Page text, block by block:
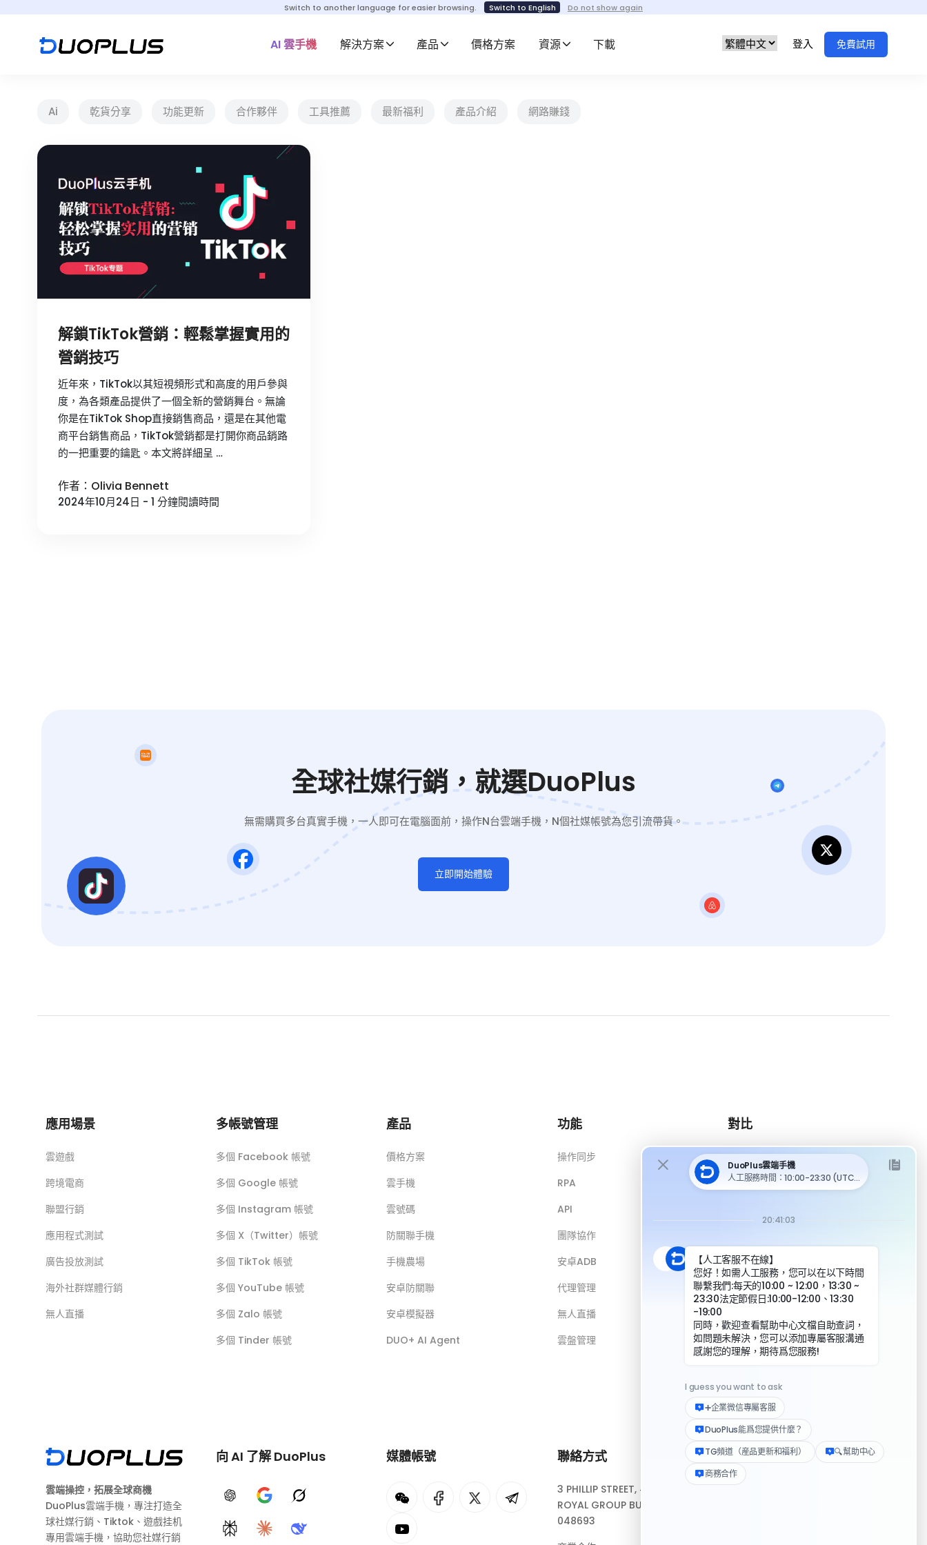
Switch to another language for easier browsing. Switch to English Do not show again
AI 雲手機 解決方案 產品 價格方案 資源 下載 登入 免費試用
Ai 乾貨分享 功能更新 合作夥伴 工具推薦 最新福利 產品介紹 網路賺錢
解鎖TikTok營銷：輕鬆掌握實用的
營銷技巧
近年來，TikTok以其短視頻形式和高度的用戶參與
度，為各類產品提供了一個全新的營銷舞台。無論
你是在TikTok Shop直接銷售商品，還是在其他電
商平台銷售商品，TikTok營銷都是打開你商品銷路
的一把重要的鑰匙。本文將詳細呈 …
作者：Olivia Bennett
2024年10月24日 - 1 分鐘閱讀時間
全球社媒行銷，就選DuoPlus
無需購買多台真實手機，一人即可在電腦面前，操作N台雲端手機，N個社媒帳號為您引流帶貨。
立即開始體驗
應用場景
雲遊戲
跨境電商
聯盟行銷
應用程式測試
廣告投放測試
海外社群媒體行銷
無人直播
多帳號管理
多個 Facebook 帳號
多個 Google 帳號
多個 Instagram 帳號
多個 X（Twitter）帳號
多個 TikTok 帳號
多個 YouTube 帳號
多個 Zalo 帳號
多個 Tinder 帳號
產品
價格方案
雲手機
雲號碼
防關聯手機
手機農場
安卓防關聯
安卓模擬器
DUO+ AI Agent
功能
操作同步
RPA
API
團隊協作
安卓ADB
代理管理
無人直播
雲盤管理
對比
DuoPlus 對比 MoreLogin
DuoPlus 對比 Multilogin
DuoPlus 對比實體手機
雲端操控，拓展全球商機
DuoPlus雲端手機，專注打造全
球社媒行銷、Tiktok、遊戲挂机
專用雲端手機，協助您社媒行銷
向 AI 了解 DuoPlus
ChatGPTGoogle AIGrok
PerplexityClaudeDeepSeek
媒體帳號 聯絡方式
3 PHILLIP STREET, #10-04,
ROYAL GROUP BUILDING, 新加坡
048693
資源